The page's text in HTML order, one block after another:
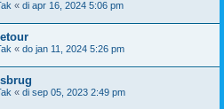
« di apr 16, 2024 5:06 pm
« do jan 11, 2024 5:26 pm
« di sep 05, 2023 2:49 pm